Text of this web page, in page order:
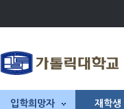
입학희망자 재학생